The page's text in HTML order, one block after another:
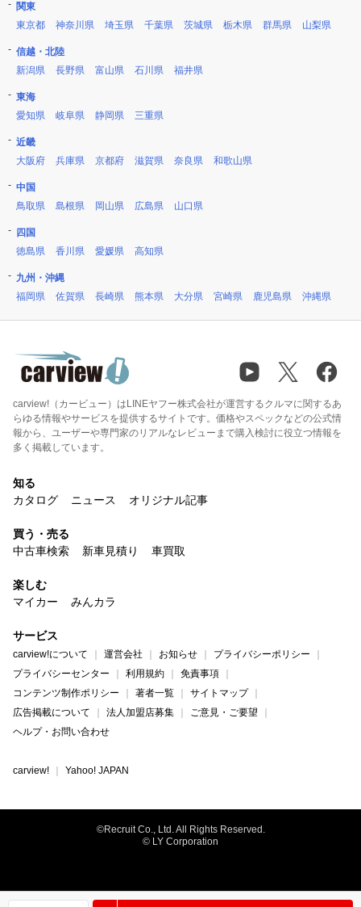
関東
東京都
神奈川県 埼玉県 千葉県 茨城県 栃木県 群馬県 山梨県
信越・北陸
新潟県
長野県 富山県 石川県 福井県
東海
愛知県
岐阜県 静岡県 三重県
近畿
大阪府
兵庫県 京都府 滋賀県 奈良県 和歌山県
中国
鳥取県
島根県 岡山県 広島県 山口県
四国
徳島県
香川県 愛媛県 高知県
九州・沖縄
福岡県
佐賀県 長崎県 熊本県 大分県 宮崎県 鹿児島県 沖縄県
carview!（カービュー）はLINEヤフー株式会社が運営するクルマに関するあ
らゆる情報やサービスを提供するサイトです。価格やスペックなどの公式情
報から、ユーザーや専門家のリアルなレビューまで購入検討に役立つ情報を
多く掲載しています。
知る
カタログ
ニュース オリジナル記事
買う・売る
中古車検索
新車見積り 車買取
楽しむ
マイカー
みんカラ
サービス
carview!について 運営会社 お知らせ
プライバシーポリシー
プライバシーセンター
利用規約
免責事項
コンテンツ制作ポリシー
著者一覧
サイトマップ
広告掲載について
法人加盟店募集
ご意見・ご要望
ヘルプ・お問い合わせ
carview! Yahoo! JAPAN
©Recruit Co., Ltd. All Rights Reserved.
© LY Corporation